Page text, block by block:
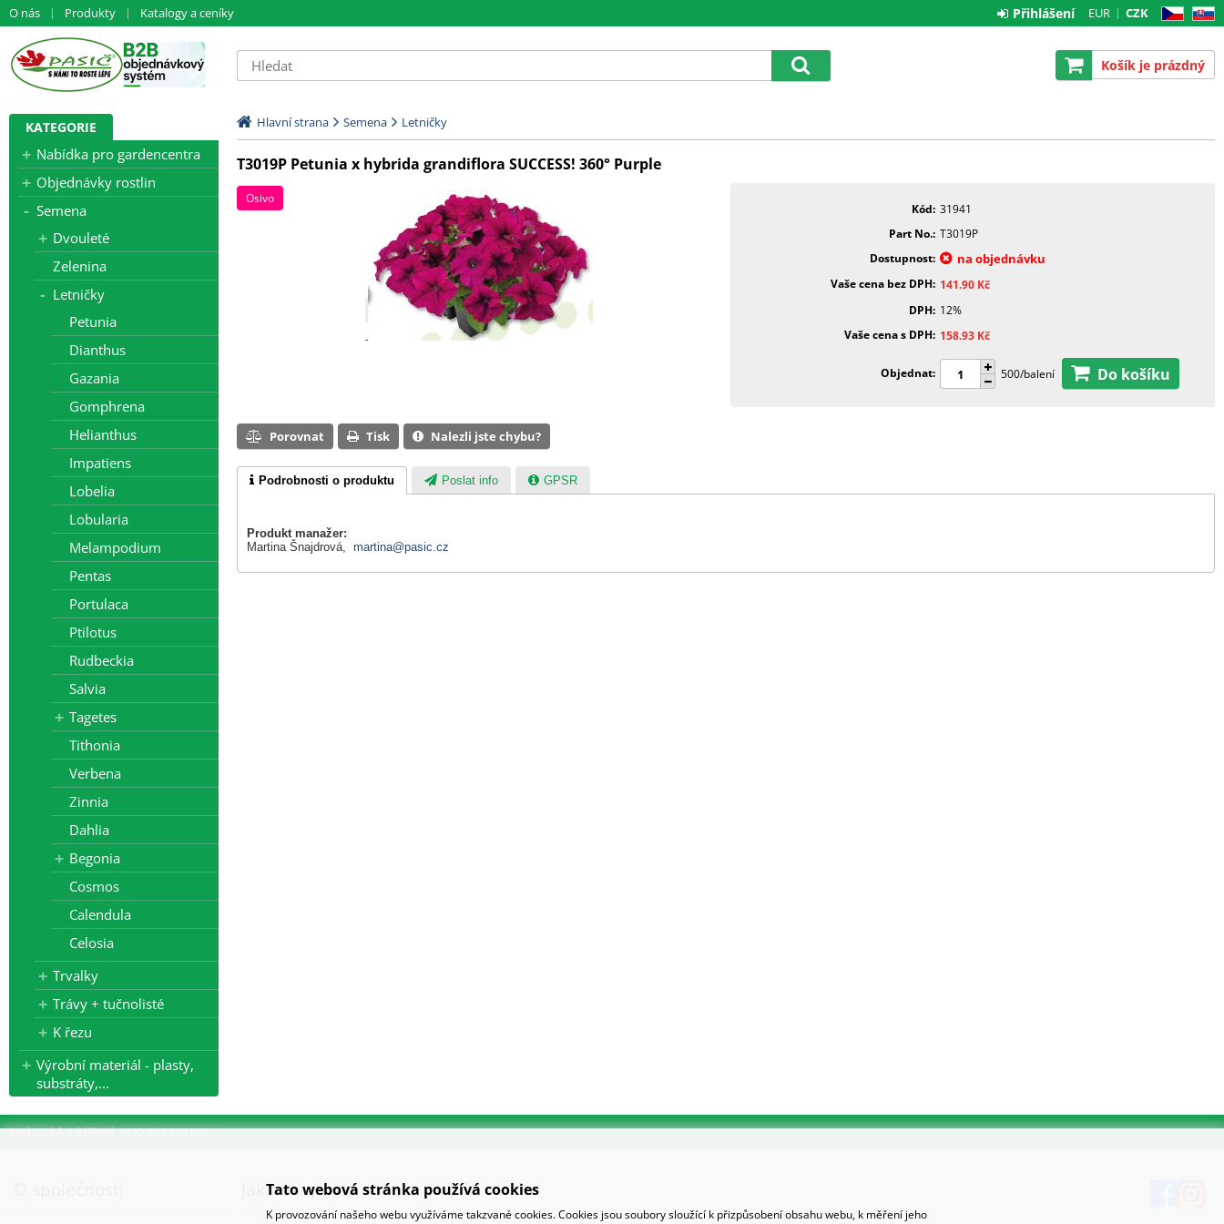
O nás Produkty Katalogy a ceníky CZ SK
EUR CZK
Přihlášení
Košík je prázdný
KATEGORIE
Nabídka pro gardencentra
Objednávky rostlin
Semena
Dvouleté
Zelenina
Letničky
Petunia
Dianthus
Gazania
Gomphrena
Helianthus
Impatiens
Lobelia
Lobularia
Melampodium
Pentas
Portulaca
Ptilotus
Rudbeckia
Salvia
Tagetes
Tithonia
Verbena
Zinnia
Dahlia
Begonia
Cosmos
Calendula
Celosia
Trvalky
Trávy + tučnolisté
K řezu
Výrobní materiál - plasty,
substráty,...
Hlavní strana Semena Letničky
T3019P Petunia x hybrida grandiflora SUCCESS! 360° Purple
Osivo
Kód 31941
Part No. T3019P
Dostupnost
na objednávku
Vaše cena bez DPH 141.90 Kč
DPH 12%
Vaše cena s DPH 158.93 Kč
Objednat 500/balení Do košíku
Porovnat Tisk Nalezli jste chybu?
Podrobnosti o produktu Poslat info GPSR
Produkt manažer:
Martina Šnajdrová, martina@pasic.cz
Technické oddělení: +420 553 786 006
Jak nakupovat
Tato webová stránka používá cookies
K provozování našeho webu využíváme takzvané cookies. Cookies jsou soubory sloužící k přizpůsobení obsahu webu, k měření jeho